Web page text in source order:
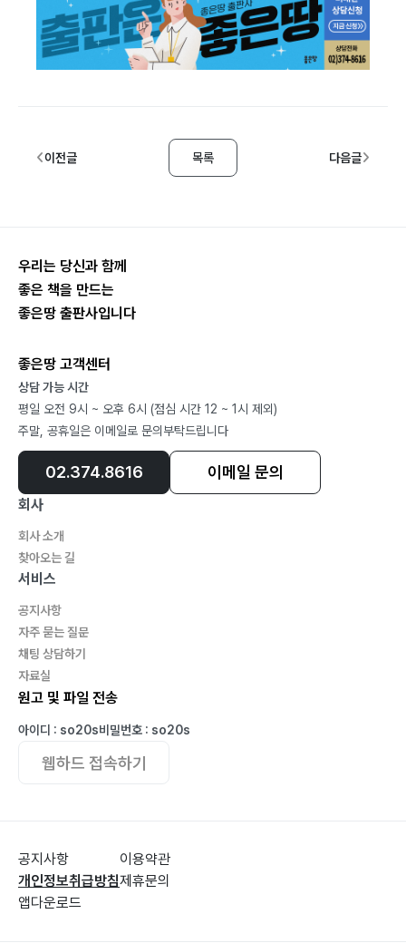
이전글 목록 다음글
우리는 당신과 함께
좋은 책을 만드는
좋은땅 출판사입니다
좋은땅 고객센터
상담 가능 시간
평일 오전 9시 ~ 오후 6시 (점심 시간 12 ~ 1시 제외)
주말, 공휴일은 이메일로 문의부탁드립니다
02.374.8616 이메일 문의
회사
회사 소개
찾아오는 길
서비스
공지사항
자주 묻는 질문
채팅 상담하기
자료실
원고 및 파일 전송
아이디 : so20s비밀번호 : so20s
웹하드 접속하기
공지사항
개인정보취급방침
앱다운로드
이용약관
제휴문의